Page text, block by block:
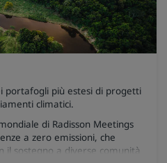
Golden Tulip
portafogli più estesi di progetti
climatici.
di Radisson Meetings
a zero emissioni, che
il sostegno a diverse comunità